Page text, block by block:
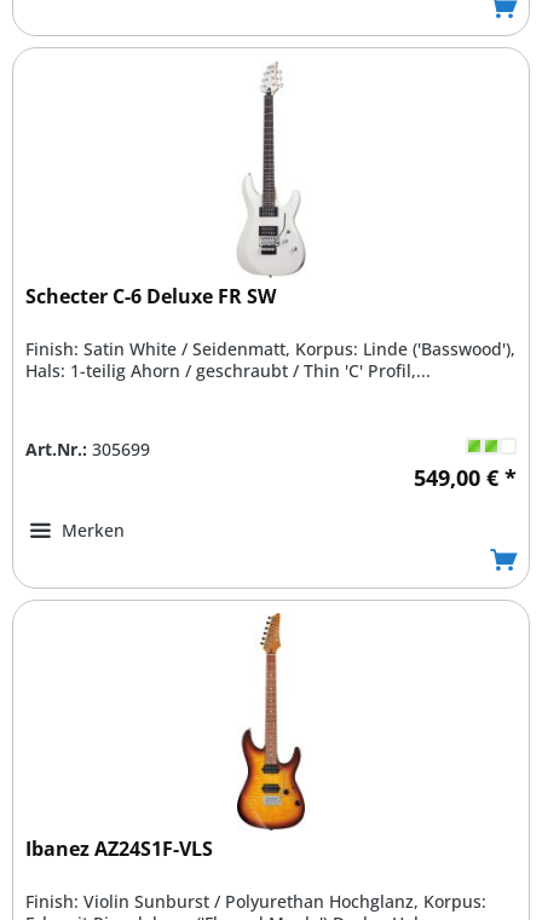
Schecter C-6 Deluxe FR SW
Finish: Satin White / Seidenmatt, Korpus: Linde ('Basswood'),
Hals: 1-teilig Ahorn / geschraubt / Thin 'C' Profil,...
Art.Nr.: 305699
549,00 € *
Merken
Ibanez AZ24S1F-VLS
Finish: Violin Sunburst / Polyurethan Hochglanz, Korpus: